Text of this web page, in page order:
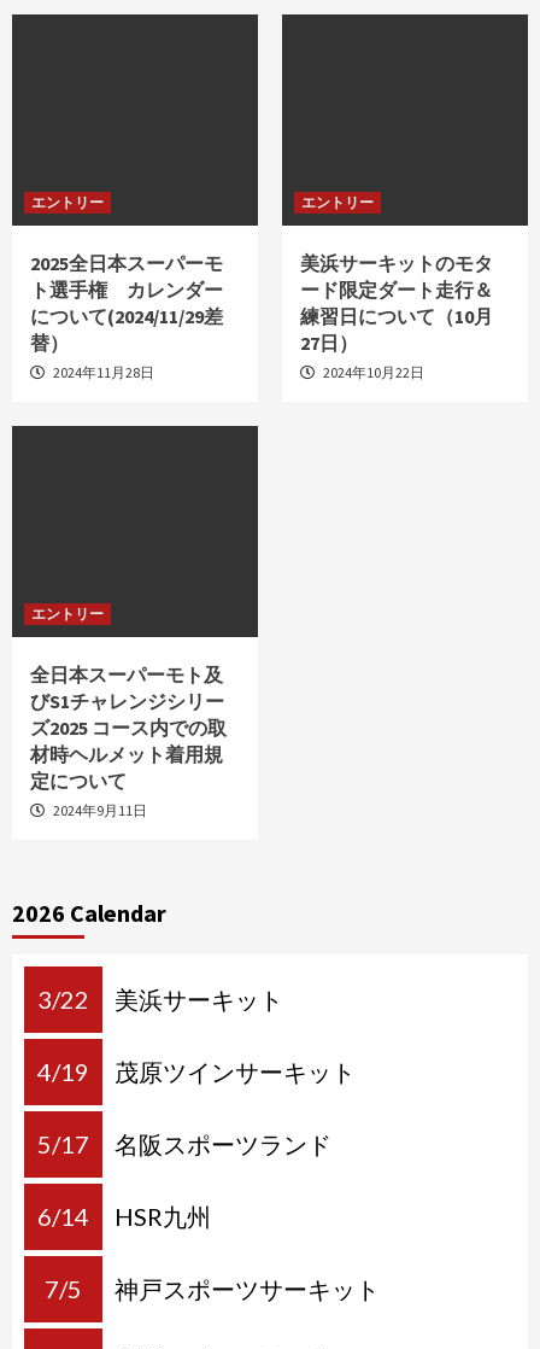
エントリー
2025全日本スーパーモ
ト選手権 カレンダー
について(2024/11/29差
替）
2024年11月28日
エントリー
美浜サーキットのモタ
ード限定ダート走行＆
練習日について（10月
27日）
2024年10月22日
エントリー
全日本スーパーモト及
びS1チャレンジシリー
ズ2025 コース内での取
材時ヘルメット着用規
定について
2024年9月11日
2026 Calendar
3/22 美浜サーキット
4/19 茂原ツインサーキット
5/17 名阪スポーツランド
6/14 HSR九州
7/5 神戸スポーツサーキット